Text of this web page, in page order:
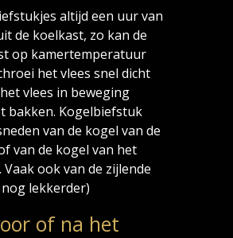
altijd een uur van
de koelkast, zo kan de
op kamertemperatuur
het vlees snel dicht
vlees in beweging
bakken. Kogelbiefstuk
van de kogel van de
van de kogel van het
ook van de zijlende
lekkerder)
of na het